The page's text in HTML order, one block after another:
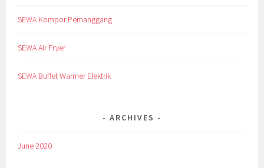
SEWA Kompor Pemanggang
SEWA Air Fryer
SEWA Buffet Warmer Elektrik
ARCHIVES
June 2020